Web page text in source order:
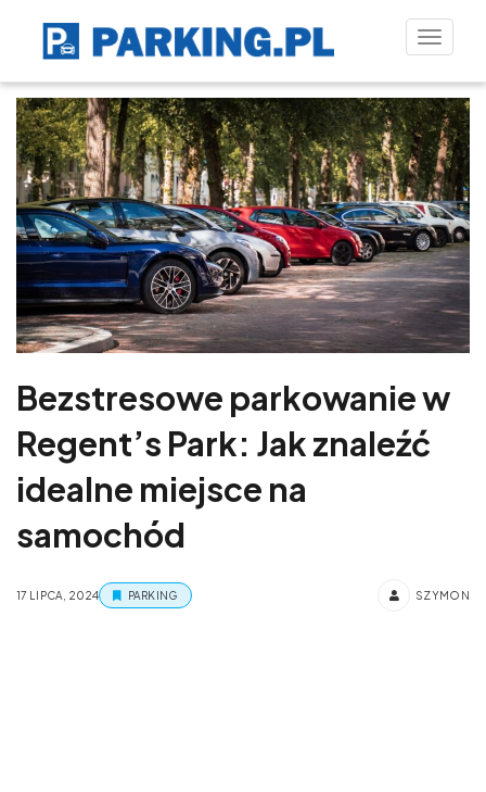
Toggle
Bezstresowe parkowanie w
Regent’s Park: Jak znaleźć
idealne miejsce na
samochód
17 LIPCA, 2024 PARKING SZYMON